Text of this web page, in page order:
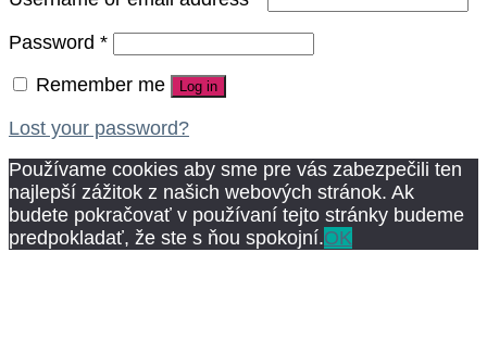
Password *
Remember me
Log in
Lost your password?
Používame cookies aby sme pre vás zabezpečili ten
najlepší zážitok z našich webových stránok. Ak
budete pokračovať v používaní tejto stránky budeme
predpokladať, že ste s ňou spokojní.OK